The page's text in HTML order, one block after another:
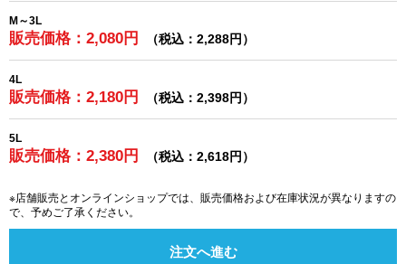
M～3L
販売価格：2,080円 （税込：2,288円）
4L
販売価格：2,180円 （税込：2,398円）
5L
販売価格：2,380円 （税込：2,618円）
※店舗販売とオンラインショップでは、販売価格および在庫状況が異なりますの
で、予めご了承ください。
注文へ進む